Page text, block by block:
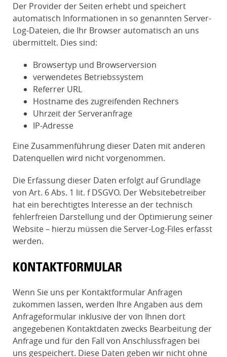
Der Provider der Seiten erhebt und speichert
automatisch Informationen in so genannten Server-
Log-Dateien, die Ihr Browser automatisch an uns
übermittelt. Dies sind:
Browsertyp und Browserversion
verwendetes Betriebssystem
Referrer URL
Hostname des zugreifenden Rechners
Uhrzeit der Serveranfrage
IP-Adresse
Eine Zusammenführung dieser Daten mit anderen
Datenquellen wird nicht vorgenommen.
Die Erfassung dieser Daten erfolgt auf Grundlage
von Art. 6 Abs. 1 lit. f DSGVO. Der Websitebetreiber
hat ein berechtigtes Interesse an der technisch
fehlerfreien Darstellung und der Optimierung seiner
Website – hierzu müssen die Server-Log-Files erfasst
werden.
KONTAKTFORMULAR
Wenn Sie uns per Kontaktformular Anfragen
zukommen lassen, werden Ihre Angaben aus dem
Anfrageformular inklusive der von Ihnen dort
angegebenen Kontaktdaten zwecks Bearbeitung der
Anfrage und für den Fall von Anschlussfragen bei
uns gespeichert. Diese Daten geben wir nicht ohne